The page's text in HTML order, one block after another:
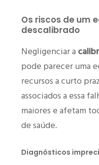
Os riscos de um
descalibrado
Negligenciar a
pode parecer uma
recursos a curto
associados a essa
maiores e afetam
de saúde.
Diagnósticos